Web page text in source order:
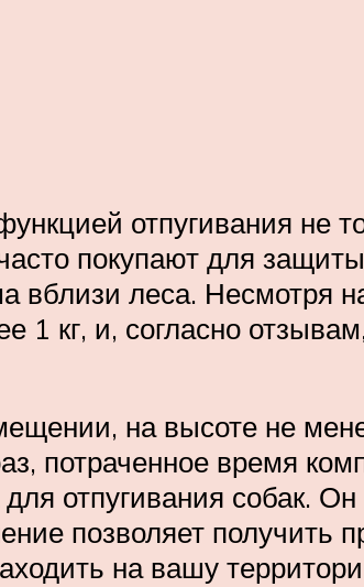
отпугивания не
покупают для
вблизи леса. Несмотря
кг, и, согласно
на высоте не
потраченное время
отпугивания собак.
позволяет получить
на вашу